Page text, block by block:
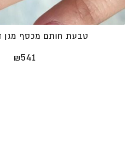
טבעת חותם מכסף מגן
₪541